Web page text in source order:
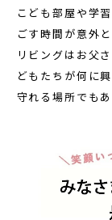
こども部屋や学
ごす時間が意外
リビングはお父
どもたちが何に
守れる場所でもあ